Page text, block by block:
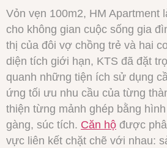
Vỏn vẹn 100m2, HM Apartment
cho không gian cuộc sống gia
thị của đôi vợ chồng trẻ và hai
diện tích giới hạn, KTS đã đặt
quanh những tiện ích sử dụng
ứng tối ưu nhu cầu của từng
thiện từng mảnh ghép bằng
gàng, súc tích. Căn hộ được
vực liên kết chặt chẽ với nhau: